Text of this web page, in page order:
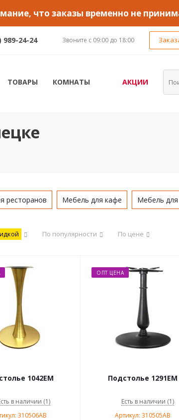
что заказы временно не
989-24-24 Звоните с 09:00 до 18:00
ТОВАРЫ КОМНАТЫ АКЦИИ
ресторанов Мебель для кафе Мебель для
По популярности По цене
1042EM
в наличии (1)
310506AB
ОПТ ЦЕНА
Подстолье 1291EM
Есть в наличии (1)
Артикул: 310505AB